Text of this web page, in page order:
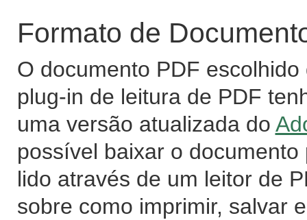
Formato de
O documento PDF
plug-in de leitura de PDF
uma versão atualizada do
possível baixar o
lido através de um leitor de
sobre como imprimir, salvar